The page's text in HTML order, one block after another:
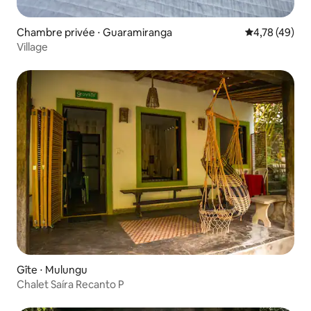
Chambre privée ⋅ Guaramiranga Évaluation
4,78 (49)
Village
Gîte ⋅ Mulungu
Chalet Saíra Recanto P